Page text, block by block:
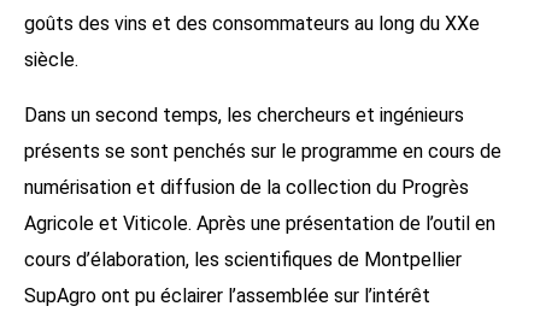
goûts des vins et des consommateurs au long du XXe
siècle.
Dans un second temps, les chercheurs et ingénieurs
présents se sont penchés sur le programme en cours de
numérisation et diffusion de la collection du Progrès
Agricole et Viticole. Après une présentation de l’outil en
cours d’élaboration, les scientifiques de Montpellier
SupAgro ont pu éclairer l’assemblée sur l’intérêt